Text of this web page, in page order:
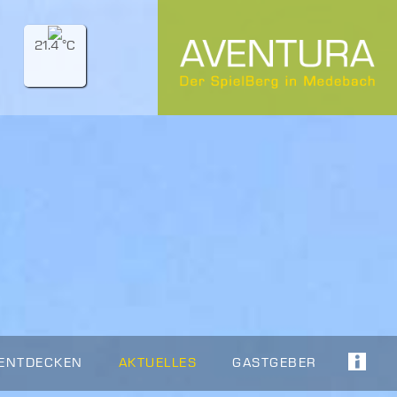
21.4 °C
AKTUELLES GASTGEBER